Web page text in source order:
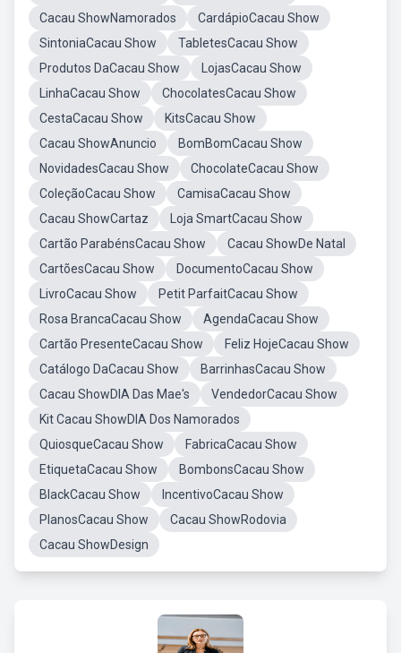
Cacau ShowNamorados
CardápioCacau Show
SintoniaCacau Show
TabletesCacau Show
Produtos DaCacau Show
LojasCacau Show
LinhaCacau Show
ChocolatesCacau Show
CestaCacau Show
KitsCacau Show
Cacau ShowAnuncio
BomBomCacau Show
NovidadesCacau Show
ChocolateCacau Show
ColeçãoCacau Show
CamisaCacau Show
Cacau ShowCartaz
Loja SmartCacau Show
Cartão ParabénsCacau Show
Cacau ShowDe Natal
CartõesCacau Show
DocumentoCacau Show
LivroCacau Show
Petit ParfaitCacau Show
Rosa BrancaCacau Show
AgendaCacau Show
Cartão PresenteCacau Show
Feliz HojeCacau Show
Catálogo DaCacau Show
BarrinhasCacau Show
Cacau ShowDIA Das Mae's
VendedorCacau Show
Kit Cacau ShowDIA Dos Namorados
QuiosqueCacau Show
FabricaCacau Show
EtiquetaCacau Show
BombonsCacau Show
BlackCacau Show
IncentivoCacau Show
PlanosCacau Show
Cacau ShowRodovia
Cacau ShowDesign